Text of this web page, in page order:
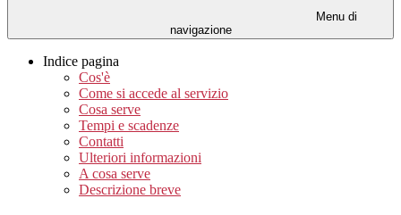
Menu di
navigazione
Indice pagina
Cos'è
Come si accede al servizio
Cosa serve
Tempi e scadenze
Contatti
Ulteriori informazioni
A cosa serve
Descrizione breve